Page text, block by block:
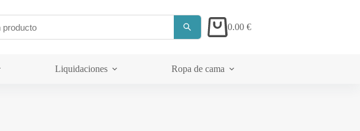
Carrito0.00 €
Liquidaciones Ropa de cama